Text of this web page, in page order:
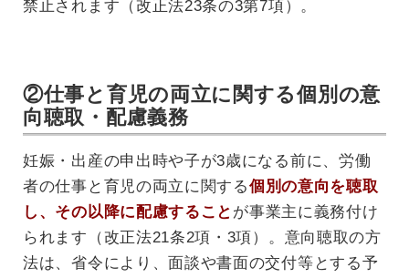
禁止されます（改正法23条の3第7項）。
②仕事と育児の両立に関する個別の意
向聴取・配慮義務
妊娠・出産の申出時や子が3歳になる前に、労働
者の仕事と育児の両立に関する個別の意向を聴取
し、その以降に配慮すること が事業主に義務付け
られます（改正法21条2項・3項）。意向聴取の方
法は、省令により、面談や書面の交付等とする予